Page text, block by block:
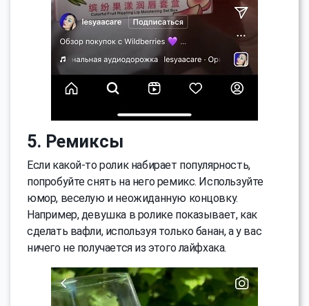
5. Ремиксы
Если какой-то ролик набирает популярность,
попробуйте снять на него ремикс. Используйте
юмор, веселую и неожиданную концовку.
Например, девушка в ролике показывает, как
сделать вафли, используя только банан, а у вас
ничего не получается из этого лайфхака.